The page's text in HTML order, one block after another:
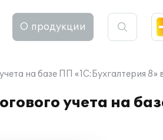
О продукции
на базе ПП «1С:Бухгалтерия
учета на